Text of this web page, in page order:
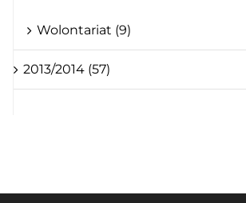
Wolontariat (9)
2013/2014 (57)